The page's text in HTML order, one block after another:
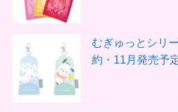
むぎゅっとシリ
約・11月発売予定